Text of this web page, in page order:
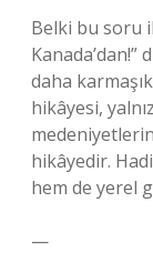
Belki bu soru
daha
hikâyesi,
hikâyedir.
hem de yerel
—